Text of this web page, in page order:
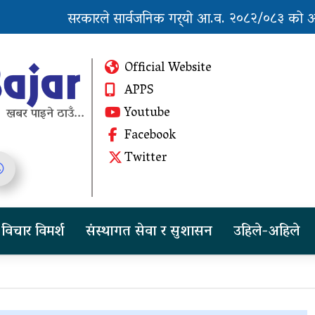
सरकारले सार्वजनिक गर्‍यो आ.व. २०८२/०८३ को
खबर पाइने ठाउँ...
Official Website
APPS
Youtube
Facebook
Twitter
विचार विमर्श संस्थागत सेवा र सुशासन उहिले-अहिले
सरकारले भन्यो-‘एलपी
ग्यासको आपूर्ति केही दिनमै
राष्ट्रिय भेलाका लागि काँग्रेस
संस्थापन इतरको ५५१
सदस्यीय मूल आयोजक